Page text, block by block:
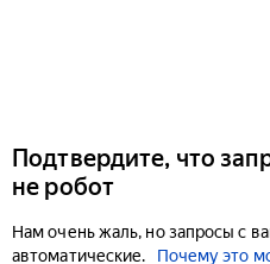
Подтвердите, что
не робот
Нам очень жаль, но запросы с
автоматические.
Почему это